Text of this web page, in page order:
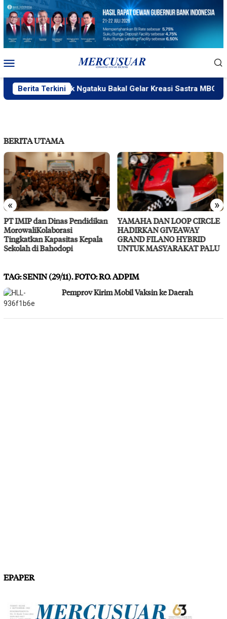
Loncat
konten
Mobile
Berita Terkini
PlakPlik Ngataku Bakal Gelar Kreasi Sastra MBG
BERITA UTAMA
« »
Kepala
YAMAHA DAN LOOP CIRCLE
HADIRKAN GIVEAWAY
GRAND FILANO HYBRID
UNTUK MASYARAKAT PALU
RS Pendidikan
Layanan Kesehatan
TAG:SENIN (29/11). FOTO: RO. ADPIM
Pemprov Kirim Mobil Vaksin ke Daerah
EPAPER